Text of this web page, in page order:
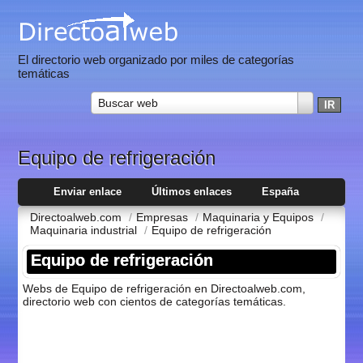
El directorio web organizado por miles de categorías
temáticas
Buscar web
Equipo de refrigeración
Enviar enlace Últimos enlaces España
Directoalweb.com / Empresas / Maquinaria y Equipos /
Maquinaria industrial / Equipo de refrigeración
Equipo de refrigeración
Webs de Equipo de refrigeración en Directoalweb.com,
directorio web con cientos de categorí­as temáticas.